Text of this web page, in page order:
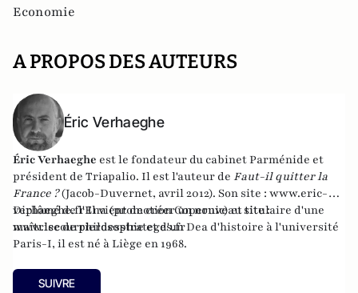
Economie
A PROPOS DES AUTEURS
Éric Verhaeghe
Éric Verhaeghe est le fondateur du cabinet Parménide et
président de Triapalio. Il est l'auteur de Faut-il quitter la
France ?(Jacob-Duvernet, avril 2012). Son site : www.eric-
verhaeghe.frIl vient de créer un nouveau site :
www.lecourrierdesstrateges.fr
Diplômé de l'Ena (promotion Copernic) et titulaire d'une
maîtrise de philosophie et d'un Dea d'histoire à l'université
Paris-I, il est né à Liège en 1968.
SUIVRE